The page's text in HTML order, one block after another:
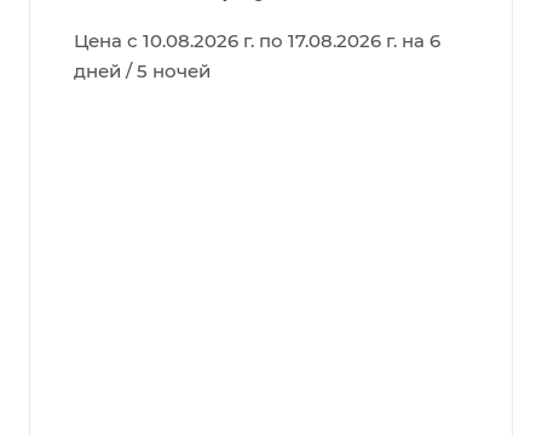
Цена с 10.08.2026 г. по 17.08.2026 г. на 6
дней / 5 ночей